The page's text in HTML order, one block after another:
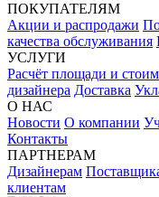
ПОКУПАТЕЛЯМ
Акции и распродажи
качества обслуживания
УСЛУГИ
Расчёт площади и
дизайнера Доставка
О НАС
Новости О компании
Контакты
ПАРТНЕРАМ
Дизайнерам
клиентам